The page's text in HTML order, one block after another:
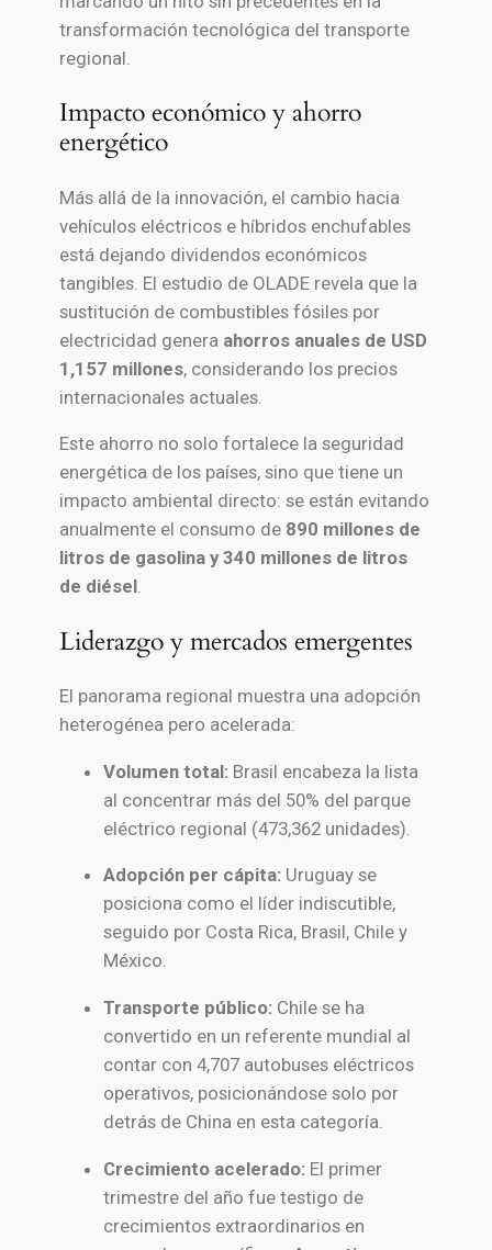
transformación tecnológica del transporte
regional.
Impacto económico y ahorro
energético
Más allá de la innovación, el cambio hacia
vehículos eléctricos e híbridos enchufables
está dejando dividendos económicos
tangibles. El estudio de OLADE revela que la
sustitución de combustibles fósiles por
electricidad genera ahorros anuales de USD
1,157 millones, considerando los precios
internacionales actuales.
Este ahorro no solo fortalece la seguridad
energética de los países, sino que tiene un
impacto ambiental directo: se están evitando
anualmente el consumo de 890 millones de
litros de gasolina y 340 millones de litros
de diésel.
Liderazgo y mercados emergentes
El panorama regional muestra una adopción
heterogénea pero acelerada:
Volumen total:Brasil encabeza la lista
al concentrar más del 50% del parque
eléctrico regional (473,362 unidades).
Adopción per cápita:Uruguay se
posiciona como el líder indiscutible,
seguido por Costa Rica, Brasil, Chile y
México.
Transporte público:Chile se ha
convertido en un referente mundial al
contar con 4,707 autobuses eléctricos
operativos, posicionándose solo por
detrás de China en esta categoría.
Crecimiento acelerado:El primer
trimestre del año fue testigo de
crecimientos extraordinarios en